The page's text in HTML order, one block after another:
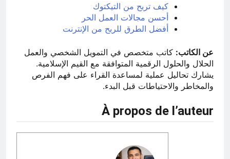
كيف تربح من التيكتوك
أحسن مجالات العمل الحر
أفضل الطرق للربح من الإنترنت
عن الكاتب:كاتب متخصص في التمويل الشخصي والعمل
الحلال والحلول الرقمية المتوافقة مع القيم الإسلامية.
يشارك تحاليل عملية لمساعدة القراء على فهم الفرص
والمخاطر والاحتياطات قبل البدء.
À propos de l’auteur